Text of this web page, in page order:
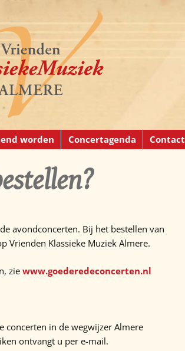
worden Concertagenda Contact
avondconcerten. Bij het bestellen van
Vrienden Klassieke Muziek Almere.
zie www.goederedeconcerten.nl
concerten in de wegwijzer Almere
ontvangt u per e-mail.